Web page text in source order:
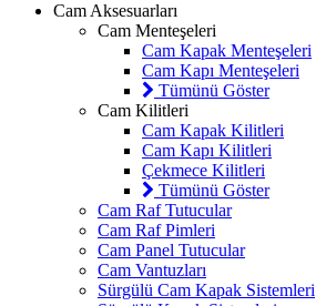
Cam Aksesuarları
Cam Menteşeleri
Cam Kapak Menteşeleri
Cam Kapı Menteşeleri
Tümünü Göster
Cam Kilitleri
Cam Kapak Kilitleri
Cam Kapı Kilitleri
Çekmece Kilitleri
Tümünü Göster
Cam Raf Tutucular
Cam Raf Pimleri
Cam Panel Tutucular
Cam Vantuzları
Sürgülü Cam Kapak Sistemleri